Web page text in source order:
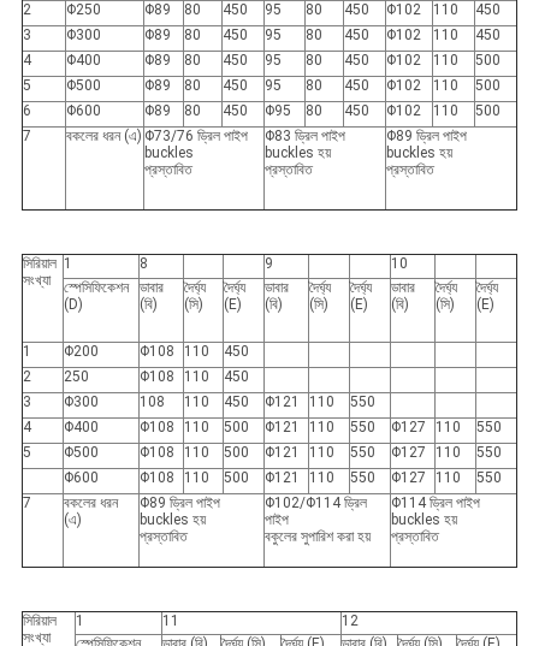
2
Φ250 Φ89 80 450 95 80 450 Φ102 110
450
3
Φ300 Φ89 80 450 95 80 450 Φ102 110
450
4
Φ400 Φ89 80 450 95 80 450 Φ102 110
500
5
Φ500 Φ89 80 450 95 80 450 Φ102 110
500
6
Φ600 Φ89 80 450 Φ95 80 450 Φ102 110
500
7
বকলের ধরন (এ) Φ73/76 ড্রিল পাইপ
buckles
প্রস্তাবিত
Φ83 ড্রিল পাইপ
buckles হয়
প্রস্তাবিত
Φ89 ড্রিল পাইপ
buckles হয়
প্রস্তাবিত
সিরিয়াল
সংখ্যা
1 8 9
10
স্পেসিফিকেশন
(D)
ডাবার
(বি)
দৈর্ঘ্য
(সি)
দৈর্ঘ্য
(E)
ডাবার
(বি)
দৈর্ঘ্য
(সি)
দৈর্ঘ্য
(E)
ডাবার
(বি)
দৈর্ঘ্য
(সি)
দৈর্ঘ্য
(E)
1 Φ200 Φ108 110
450
2
250 Φ108 110
450
3
Φ300 108 110 450 Φ121 110
550
4
Φ400 Φ108 110 500 Φ121 110 550 Φ127 110
550
5
Φ500 Φ108 110 500 Φ121 110 550 Φ127 110
550
Φ600
Φ108 110 500 Φ121 110 550 Φ127 110
550
7
বকলের ধরন
(এ)
Φ89 ড্রিল পাইপ
buckles হয়
প্রস্তাবিত
Φ102/Φ114 ড্রিল
পাইপ
বকুলের সুপারিশ করা হয়
Φ114 ড্রিল পাইপ
buckles হয়
প্রস্তাবিত
সিরিয়াল
সংখ্যা
1 11
12